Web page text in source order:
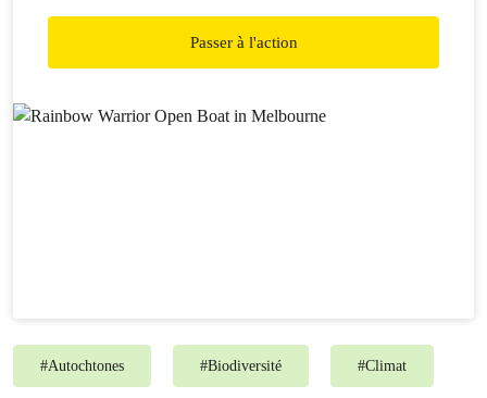
Passer à l'action
#Autochtones #Biodiversité #Climat